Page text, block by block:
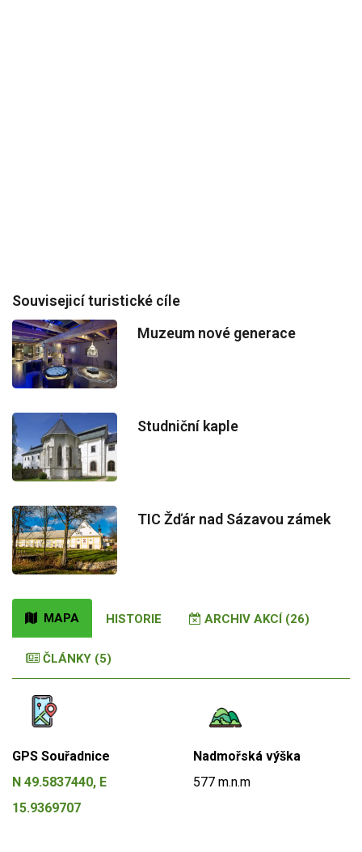
Souvisejicí turistické cíle
Muzeum nové generace
Studniční kaple
TIC Žďár nad Sázavou zámek
MAPA HISTORIE ARCHIV AKCÍ (26)
ČLÁNKY (5)
GPS Souřadnice
N 49.5837440, E
15.9369707
Nadmořská výška
577 m.n.m